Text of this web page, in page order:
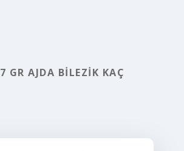
7 GR AJDA BILEZIK KAÇ